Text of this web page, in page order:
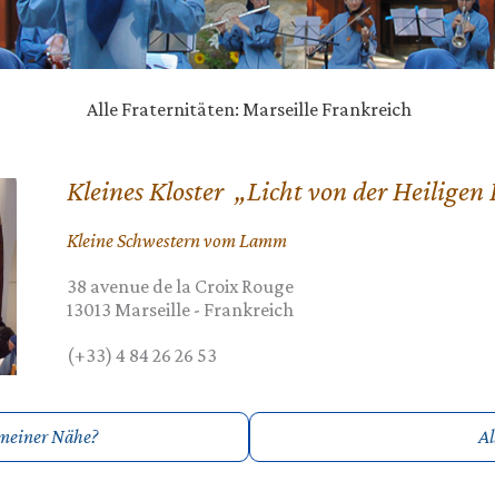
Alle Fraternitäten: Marseille Frankreich
Kleines Kloster „Licht von der Heiligen
Kleine Schwestern vom Lamm
38 avenue de la Croix Rouge
13013 Marseille- Frankreich
(+33) 4 84 26 26 53
Nähe?